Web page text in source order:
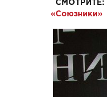
СМОТРИТЕ:
«Союзники»